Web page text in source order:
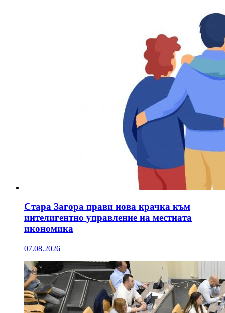
Стара Загора прави нова крачка към
интелигентно управление на местната
икономика
07.08.2026